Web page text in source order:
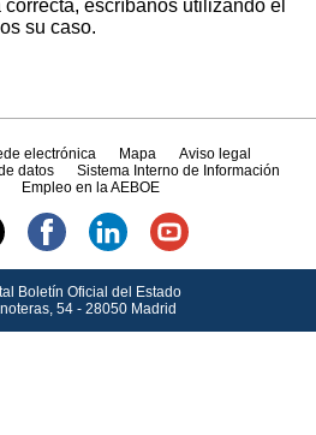
escríbanos utilizando el
su caso.
electrónica Mapa
Aviso legal
datos
Sistema Interno de Información
Empleo en la AEBOE
Boletín Oficial del Estado
54 - 28050 Madrid